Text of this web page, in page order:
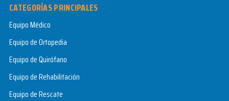
CATEGORÍAS PRINCIPALES
Equipo Médico
Equipo de Ortopedia
Equipo de Quirófano
Equipo de Rehabilitación
Equipo de Rescate